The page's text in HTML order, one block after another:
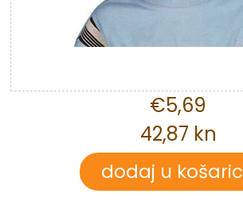
€5,69
42,87 kn